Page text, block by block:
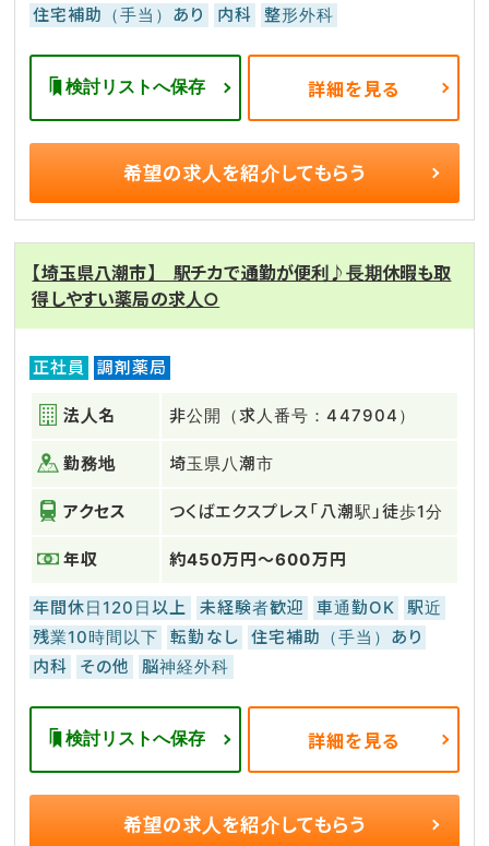
住宅補助（手当）あり
内科 整形外科
検討リストへ保存 詳細を見る
希望の求人を紹介してもらう
【埼玉県八潮市】 駅チカで通勤が便利♪長期休暇も取
得しやすい薬局の求人○
正社員 調剤薬局
法人名 非公開（求人番号：447904）
勤務地 埼玉県八潮市
アクセス つくばエクスプレス「八潮駅」徒歩1分
年収 約450万円～600万円
年間休日120日以上 未経験者歓迎 車通勤OK
駅近
残業10時間以下
転勤なし
住宅補助（手当）あり
内科
その他 脳神経外科
検討リストへ保存 詳細を見る
希望の求人を紹介してもらう